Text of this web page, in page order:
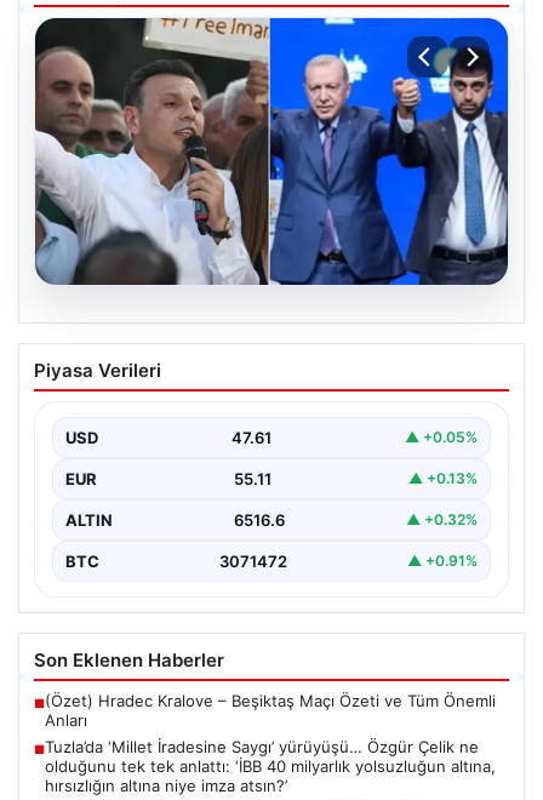
Tuzla’da ‘Millet İradesine Saygı’
yürüyüşü… Özgür Çelik ne olduğunu tek
altına, hırsızlığın altına niye imza atsın?’
{ “title”: “Tuzla’da ‘Millet İradesine Saygı’ Yürüyüşü ve
Özgür Çelik’ten Açıklamalar”, “content”: “ Tuzla…
Piyasa Verileri
USD 47.61 ▲ +0.05%
EUR 55.11 ▲ +0.13%
ALTIN 6516.6 ▲ +0.32%
BTC 3071472 ▲ +0.91%
Son Eklenen Haberler
■(Özet) Hradec Kralove – Beşiktaş Maçı Özeti ve Tüm Önemli
Anları
■Tuzla’da ‘Millet İradesine Saygı’ yürüyüşü… Özgür Çelik ne
olduğunu tek tek anlattı: ‘İBB 40 milyarlık yolsuzluğun altına,
hırsızlığın altına niye imza atsın?’